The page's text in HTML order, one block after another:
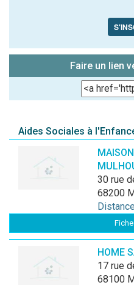
Faire un lien
Aides Sociales à
30 rue
68200
HOME
17 rue
68100